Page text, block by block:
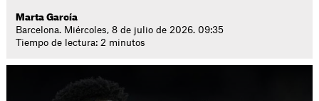
Marta García
Barcelona. Miércoles, 8 de julio de 2026. 09:35
Tiempo de lectura: 2 minutos